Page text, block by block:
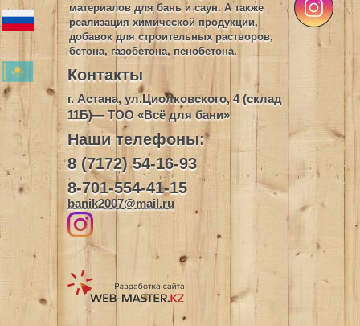
материалов для бань и саун. А также
реализация химической продукции,
добавок для строительных растворов,
бетона, газобетона, пенобетона.
Контакты
г. Астана, ул.Циолковского, 4 (склад
11Б)— ТОО «Всё для бани»
Наши телефоны:
8 (7172) 54-16-93
8-701-554-41-15
banik2007@mail.ru